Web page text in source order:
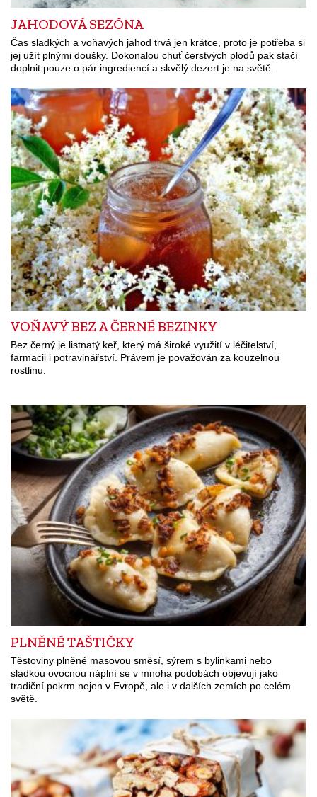
JAHODOVÁ SEZÓNA
Čas sladkých a voňavých jahod trvá jen krátce, proto je potřeba si
jej užít plnými doušky. Dokonalou chuť čerstvých plodů pak stačí
doplnit pouze o pár ingrediencí a skvělý dezert je na světě.
VOŇAVÝ BEZ A ČERNÉ BEZINKY
Bez černý je listnatý keř, který má široké využití v léčitelství,
farmacii i potravinářství. Právem je považován za kouzelnou
rostlinu.
PLNĚNÉ TAŠTIČKY
Těstoviny plněné masovou směsí, sýrem s bylinkami nebo
sladkou ovocnou náplní se v mnoha podobách objevují jako
tradiční pokrm nejen v Evropě, ale i v dalších zemích po celém
světě.